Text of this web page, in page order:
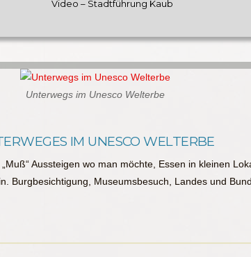
Video – Stadtführung Kaub
Unterwegs im Unesco Welterbe
IM UNESCO WELTERBE
Aussteigen wo man möchte, Essen in kleinen
Burgbesichtigung, Museumsbesuch, Landes und